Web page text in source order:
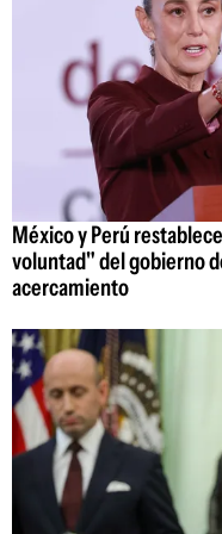
México y Perú
voluntad" del gobierno
acercamiento